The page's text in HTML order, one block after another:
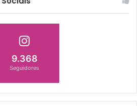
9.368
Seguidores